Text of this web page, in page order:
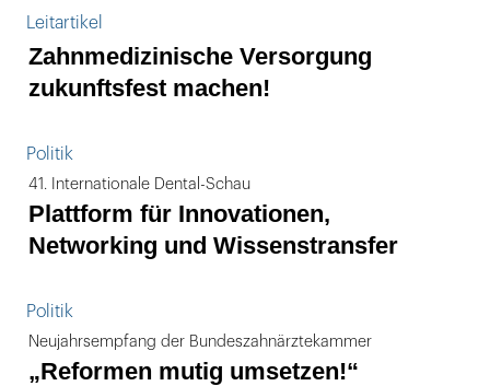
Leitartikel
Zahnmedizinische Versorgung
zukunftsfest machen!
Politik
41. Internationale Dental-Schau
Plattform für Innovationen,
Networking und Wissenstransfer
Politik
Neujahrsempfang der Bundeszahnärztekammer
„Reformen mutig umsetzen!“